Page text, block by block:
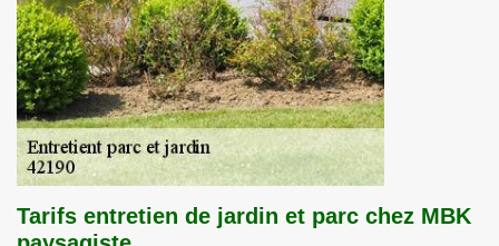
Tarifs entretien de jardin et parc chez MBK